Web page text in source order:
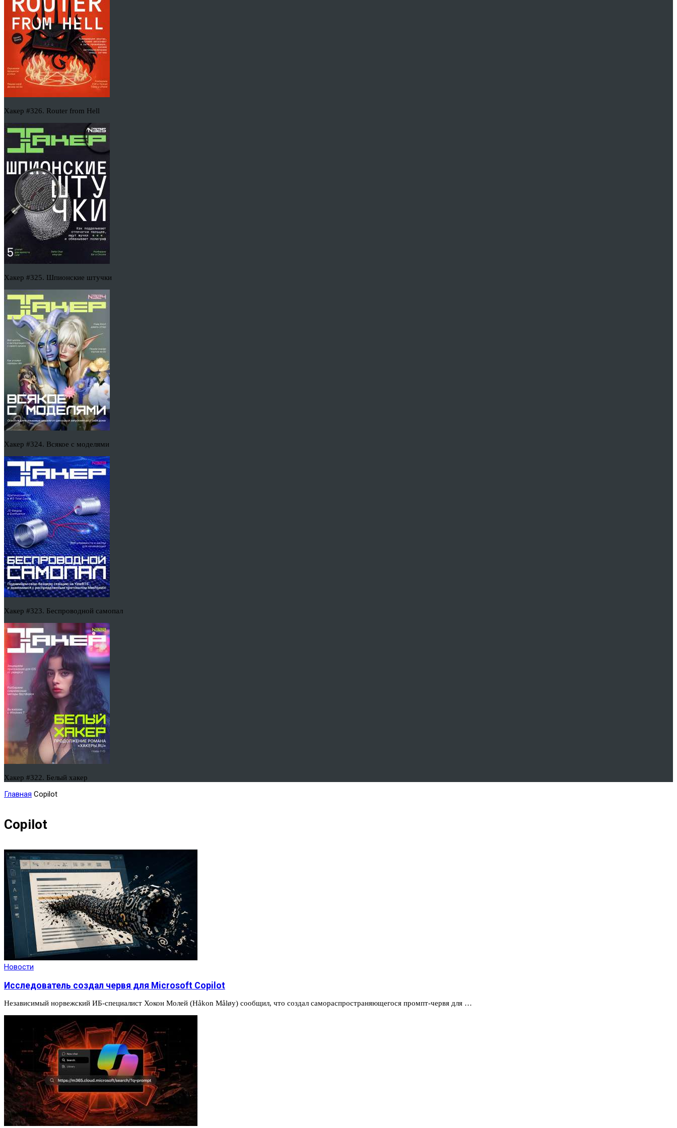
Хакер #326. Router from Hell
Хакер #325. Шпионские штучки
Хакер #324. Всякое с моделями
Хакер #323. Беспроводной самопал
Хакер #322. Белый хакер
Главная Copilot
Copilot
Новости
Исследователь создал червя для Microsoft Copilot
Независимый норвежский ИБ-специалист Хокон Молей (Håkon Måløy) сообщил, что создал самораспространяющегося промпт-червя для …